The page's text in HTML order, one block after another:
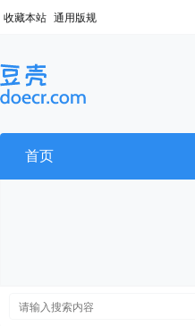
收藏本站 通用版规
首页